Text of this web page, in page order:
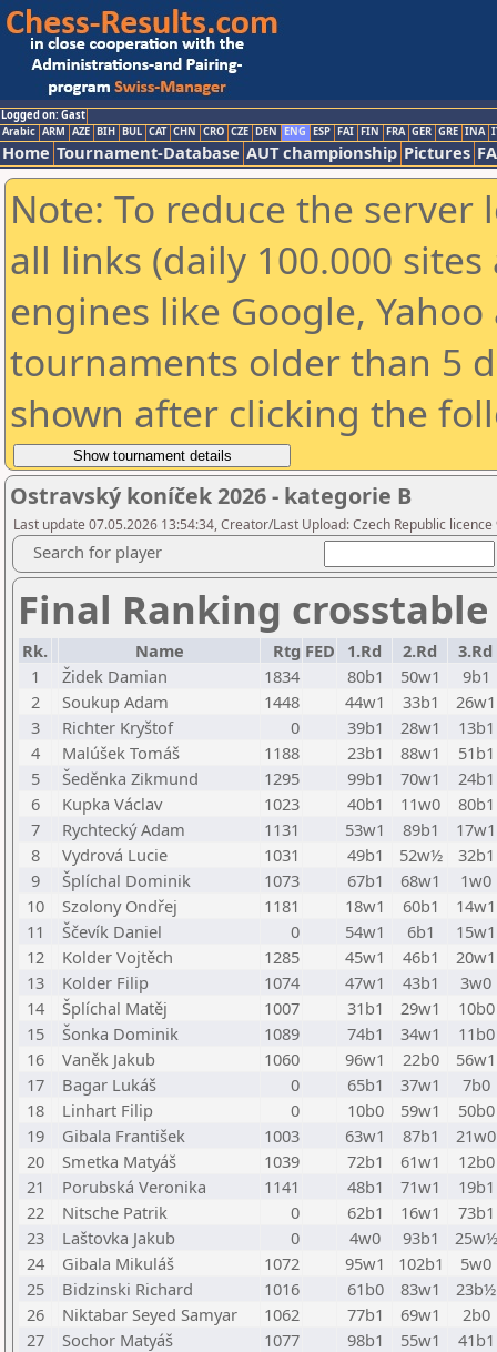
Logged on: Gast
Arabic ARM AZE BIH BUL CAT CHN CRO CZE DEN ENG ESP FAI FIN FRA GER GRE INA
Home Tournament-Database AUT championship Pictures
Note: To reduce the
all links (daily 100.000
engines like Google,
tournaments older than 5
shown after clicking the
Ostravský koníček 2026 - kategorie B
Last update 07.05.2026 13:54:34, Creator/Last Upload: Czech Republic licence
Search for player
Final Ranking
Rk. Name Rtg FED 1.Rd 2.Rd
3.Rd
1
Židek Damian 1834 80b1 50w1
9b1
2
Soukup Adam 1448 44w1 33b1
26w1
3
Richter Kryštof 0 39b1 28w1
13b1
4
Malúšek Tomáš 1188 23b1 88w1
51b1
5
Šeděnka Zikmund 1295 99b1 70w1
24b1
6
Kupka Václav 1023 40b1 11w0
80b1
7
Rychtecký Adam 1131 53w1 89b1
17w1
8
Vydrová Lucie 1031 49b1 52w½
32b1
9
Šplíchal Dominik 1073 67b1 68w1
1w0
10
Szolony Ondřej 1181 18w1 60b1
14w1
11
Ščevík Daniel 0 54w1 6b1
15w1
12
Kolder Vojtěch 1285 45w1 46b1
20w1
13
Kolder Filip 1074 47w1 43b1
3w0
14
Šplíchal Matěj 1007 31b1 29w1
10b0
15
Šonka Dominik 1089 74b1 34w1
11b0
16
Vaněk Jakub 1060 96w1 22b0
56w1
17
Bagar Lukáš 0 65b1 37w1
7b0
18
Linhart Filip 0 10b0 59w1
50b0
19
Gibala František 1003 63w1 87b1
21w0
20
Smetka Matyáš 1039 72b1 61w1
12b0
21
Porubská Veronika 1141 48b1 71w1
19b1
22
Nitsche Patrik 0 62b1 16w1
73b1
23
Laštovka Jakub 0 4w0 93b1
25w½
24
Gibala Mikuláš 1072 95w1 102b1
5w0
25
Bidzinski Richard 1016 61b0 83w1
23b½
26
Niktabar Seyed Samyar 1062 77b1 69w1
2b0
27
Sochor Matyáš 1077 98b1 55w1
41b1